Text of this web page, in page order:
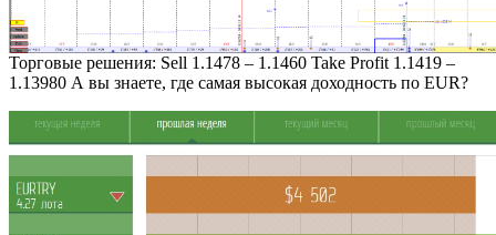
Торговые решения: Sell 1.1478 – 1.1460 Take Profit 1.1419 –
1.13980 А вы знаете, где самая высокая доходность по EUR?